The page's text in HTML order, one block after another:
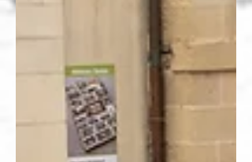
为什么，怎么办 | 《三个羯子》
口罩有哪些用法？遮口鼻、遮口露鼻、遮下巴、戴在
颅顶、擦鼻血，遮驴鼻。这是电影《三个羯子》给出